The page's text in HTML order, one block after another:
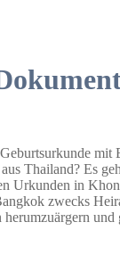
Thailand? Es
Urkunden in
zwecks